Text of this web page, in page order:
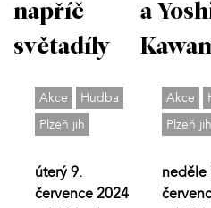
napříč
světadíly
Akce
Hudba
Plzeň jih
úterý 9.
července 2024
a
Akce
Plzeň jih
neděle